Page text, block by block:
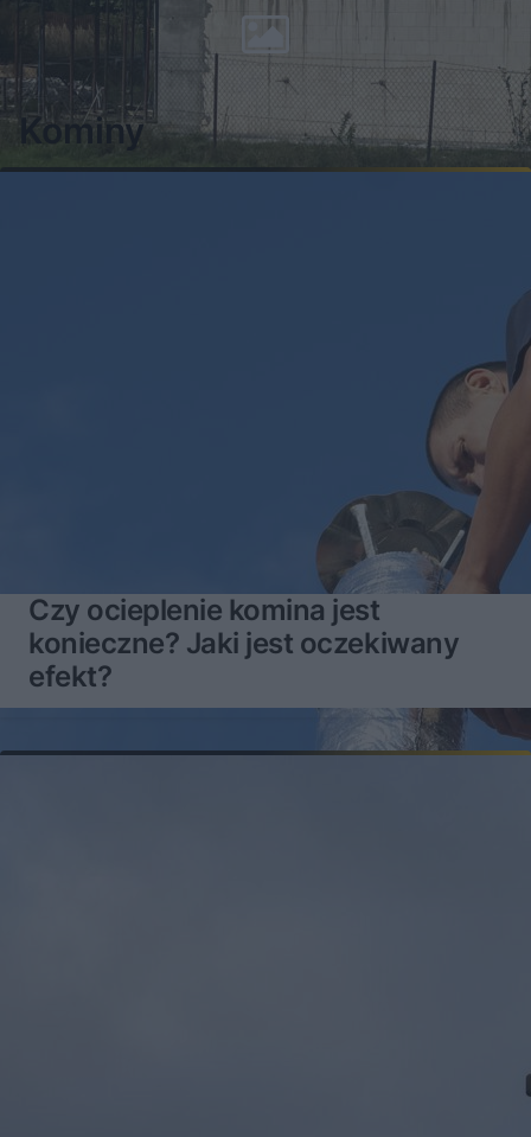
Kominy
Czy ocieplenie komina jest
konieczne? Jaki jest oczekiwany
efekt?